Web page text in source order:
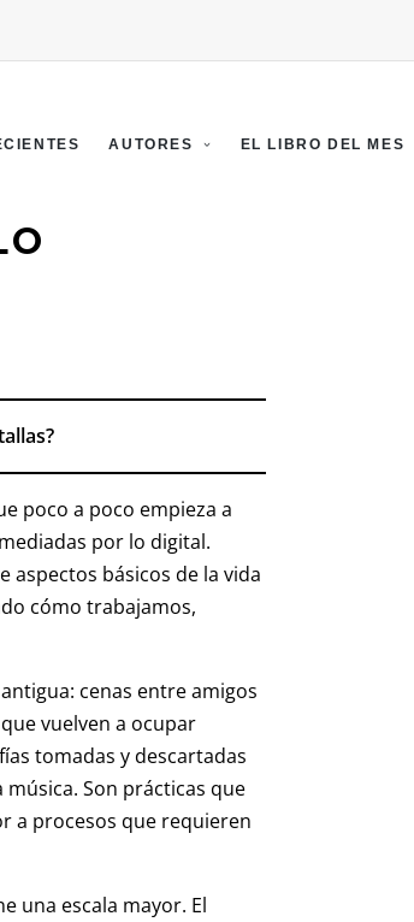
AUTORES EL LIBRO DEL MES
poco a poco empieza a
por lo digital.
aspectos básicos de la vida
cómo trabajamos,
cenas entre amigos
vuelven a ocupar
tomadas y descartadas
Son prácticas que
a procesos que requieren
una escala mayor. El